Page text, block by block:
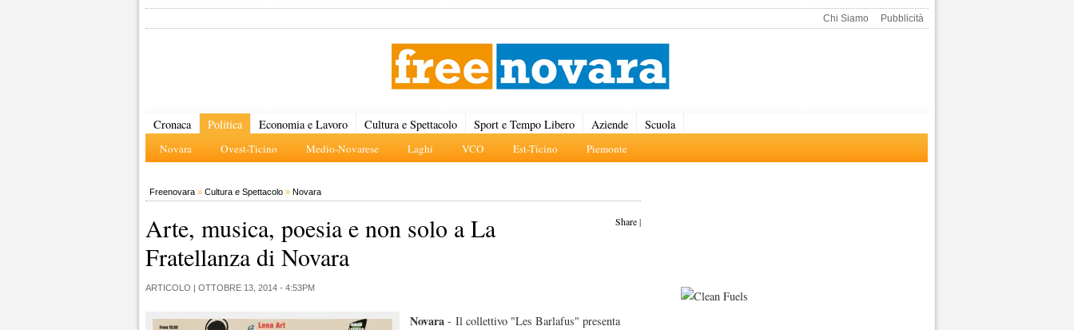
Chi Siamo Pubblicità
Cronaca Politica
Novara Ovest-Ticino Medio-Novarese Laghi VCO Est-Ticino Piemonte
Economia e Lavoro Cultura e Spettacolo Sport e Tempo Libero Aziende Scuola
Freenovara » Cultura e Spettacolo » Novara
Share|
Arte, musica, poesia e non solo a La
Fratellanza di Novara
ARTICOLO | OTTOBRE 13, 2014 - 4:53PM
Novara - Il collettivo "Les Barlafus" presenta